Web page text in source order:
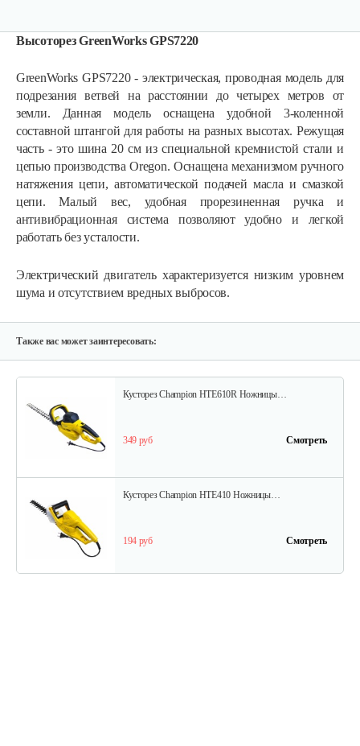
Высоторез GreenWorks GPS7220
GreenWorks GPS7220 - электрическая, проводная модель для
подрезания ветвей на расстоянии до четырех метров от
земли. Данная модель оснащена удобной 3-коленной
составной штангой для работы на разных высотах. Режущая
часть - это шина 20 см из специальной кремнистой стали и
цепью производства Oregon. Оснащена механизмом ручного
натяжения цепи, автоматической подачей масла и смазкой
цепи. Малый вес, удобная прорезиненная ручка и
антивибрационная система позволяют удобно и легкой
работать без усталости.
Электрический двигатель характеризуется низким уровнем
шума и отсутствием вредных выбросов.
Также вас может заинтересовать:
Кусторез Champion HTE610R Ножницы…
349 руб Смотреть
Кусторез Champion HTE410 Ножницы…
194 руб Смотреть